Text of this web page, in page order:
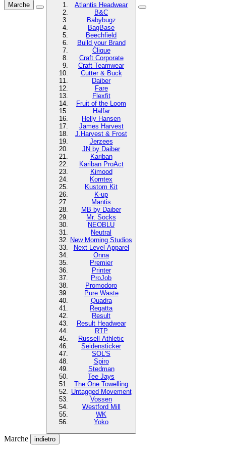
Marche
Atlantis Headwear
B&C
Babybugz
BagBase
Beechfield
Build your Brand
Clique
Craft Corporate
Craft Teamwear
Cutter & Buck
Daiber
Fare
Flexfit
Fruit of the Loom
Halfar
Helly Hansen
James Harvest
J.Harvest & Frost
Jerzees
JN by Daiber
Kariban
Kariban ProAct
Kimood
Korntex
Kustom Kit
K-up
Mantis
MB by Daiber
Mr. Socks
NEOBLU
Neutral
New Morning Studios
Next Level Apparel
Onna
Premier
Printer
ProJob
Promodoro
Pure Waste
Quadra
Regatta
Result
Result Headwear
RTP
Russell Athletic
Seidensticker
SOL'S
Spiro
Stedman
Tee Jays
The One Towelling
Untagged Movement
Vossen
Westford Mill
WK
Yoko
Marche indietro